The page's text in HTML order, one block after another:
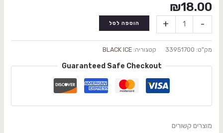
₪18.00
-
+ הוספה לסל
מק"ט: 33951700 קטגוריה: BLACK ICE
Guaranteed Safe Checkout
מוצרים קשורים